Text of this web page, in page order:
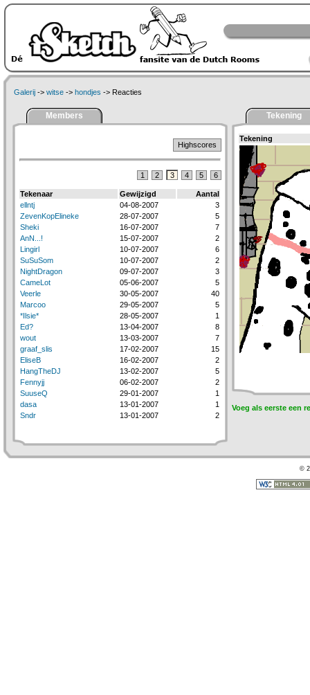
Galerij -> witse -> hondjes -> Reacties
Members
Highscores
1 2 3 4 5 6
Tekenaar Gewijzigd
Aantal
ellntj
04-08-2007
3
ZevenKopElineke
28-07-2007
5
Sheki
16-07-2007
7
AnN...!
15-07-2007
2
Lingirl
10-07-2007
6
SuSuSom
10-07-2007
2
NightDragon
09-07-2007
3
CameLot
05-06-2007
5
Veerle
30-05-2007
40
Marcoo
29-05-2007
5
*Ilsie*
28-05-2007
1
Ed?
13-04-2007
8
wout
13-03-2007
7
graaf_slis
17-02-2007
15
EliseB
16-02-2007
2
HangTheDJ
13-02-2007
5
Fennyjj
06-02-2007
2
SuuseQ
29-01-2007
1
dasa
13-01-2007
1
Sndr
13-01-2007 2
Tekening
Tekening
Voeg als eerste een
©